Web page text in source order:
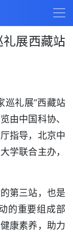
展西藏站
礼展”西藏站
由中国科协、
指导，北京中
学联合主办，
第三站，也是
的重要组成部
康素养，助力